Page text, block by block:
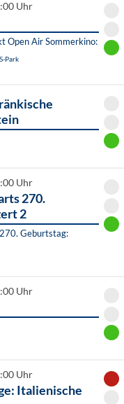
Uhr
Open Air Sommerkino:
Park
Uhr
270.
2
Geburtstag:
Uhr
Uhr
Italienische